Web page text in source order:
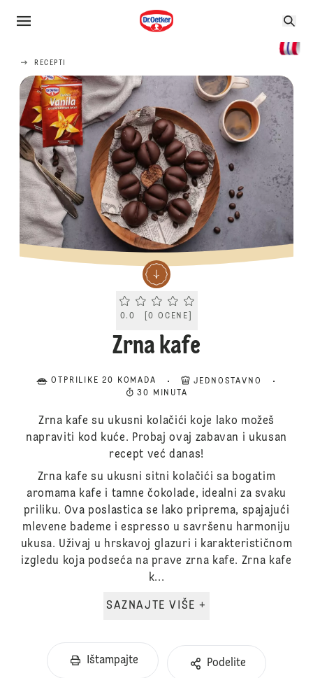
RECEPTI
Current rating 0.0. Click to rate.
0.0 [0 OCENE
Zrna kafe
OTPRILIKE 20 KOMADA
JEDNOSTAVNO
30 MINUTA
Zrna kafe su ukusni kolačići koje lako možeš
napraviti kod kuće. Probaj ovaj zabavan i ukusan
recept već danas!
Zrna kafe su ukusni sitni kolačići sa bogatim
aromama kafe i tamne čokolade, idealni za svaku
priliku. Ova poslastica se lako priprema, spajajući
mlevene bademe i espresso u savršenu harmoniju
ukusa. Uživaj u hrskavoj glazuri i karakterističnom
izgledu koja podseća na prave zrna kafe. Zrna kafe
k...
SAZNAJTE VIŠE +
Ištampajte Podelite